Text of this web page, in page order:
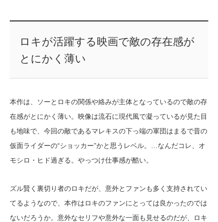
ロキが活躍する映画で敵の存在感が
とにかく薄い
本作は、ソーとロキの関係や絡みが主体となっているので敵の存
在感がとにかく薄い。映像は流石に現代風で凝っているが見た目
も地味で、今回の敵であるマレキスの下っ端の軍団はまるで昔の
仮面ライダーの“ショッカー”かと思うレベル。…なんだコレ、オ
モシロ・ヒド過ぎる。やっつけ仕事感が酷い。
ズル賢く裏切り者のロキだが、意外とファンも多く支持されてい
てるようなので、本作はロキのファンにとっては良かったのでは
ないだろうか。意外なセリフや意外な一面も見せるのだが、ロキ